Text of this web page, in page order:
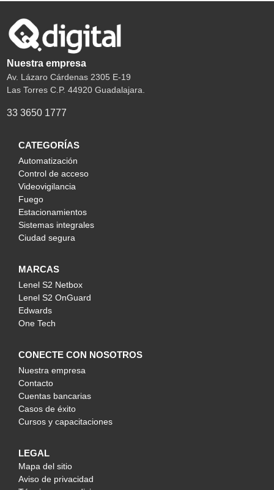
Nuestra empresa
Av. Lázaro Cárdenas 2305 E-19
Las Torres C.P. 44920 Guadalajara.
33 3650 1777
CATEGORÍAS
Automatización
Control de acceso
Videovigilancia
Fuego
Estacionamientos
Sistemas integrales
Ciudad segura
MARCAS
Lenel S2 Netbox
Lenel S2 OnGuard
Edwards
One Tech
CONECTE CON NOSOTROS
Nuestra empresa
Contacto
Cuentas bancarias
Casos de éxito
Cursos y capacitaciones
LEGAL
Mapa del sitio
Aviso de privacidad